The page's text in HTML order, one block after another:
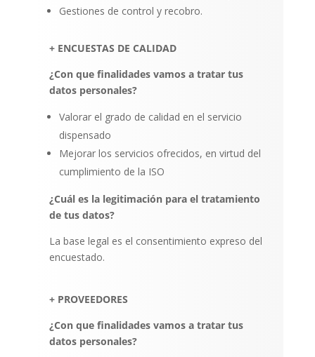
Gestiones de control y recobro.
+ ENCUESTAS DE CALIDAD
¿Con que finalidades vamos a tratar tus
datos personales?
Valorar el grado de calidad en el servicio
dispensado
Mejorar los servicios ofrecidos, en virtud del
cumplimiento de la ISO
¿Cuál es la legitimación para el tratamiento
de tus datos?
La base legal es el consentimiento expreso del
encuestado.
+ PROVEEDORES
¿Con que finalidades vamos a tratar tus
datos personales?